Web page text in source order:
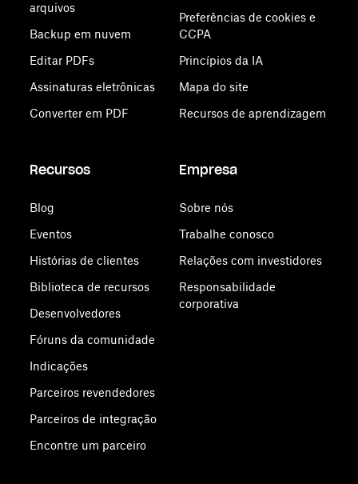
arquivos
Backup em nuvem
Editar PDFs
Assinaturas eletrônicas
Converter em PDF
Preferências de cookies e
CCPA
Princípios da IA
Mapa do site
Recursos de aprendizagem
Recursos
Blog
Eventos
Histórias de clientes
Biblioteca de recursos
Desenvolvedores
Fóruns da comunidade
Indicações
Parceiros revendedores
Parceiros de integração
Encontre um parceiro
Empresa
Sobre nós
Trabalhe conosco
Relações com investidores
Responsabilidade
corporativa